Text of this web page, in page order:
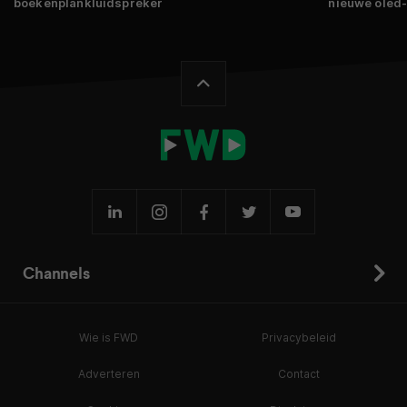
Channels
Wie is FWD Privacybeleid
Adverteren Contact